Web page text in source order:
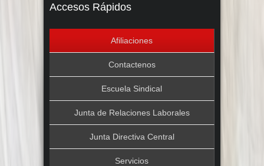
Accesos Rápidos
Afiliaciones
Contactenos
Escuela Sindical
Junta de Relaciones Laborales
Junta Directiva Central
Servicios